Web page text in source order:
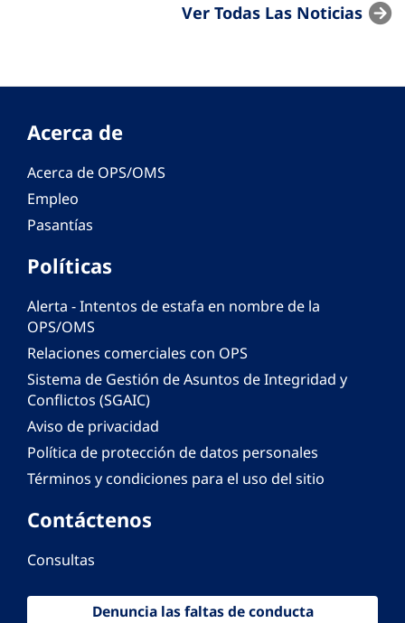
Ver Todas Las Noticias
Acerca de
Acerca de OPS/OMS
Empleo
Pasantías
Políticas
Alerta - Intentos de estafa en nombre de la
OPS/OMS
Relaciones comerciales con OPS
Sistema de Gestión de Asuntos de Integridad y
Conflictos (SGAIC)
Aviso de privacidad
Política de protección de datos personales
Términos y condiciones para el uso del sitio
Contáctenos
Consultas
Denuncia las faltas de conducta